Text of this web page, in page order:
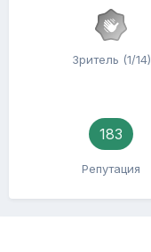
Зритель (1/14)
183
Репутация